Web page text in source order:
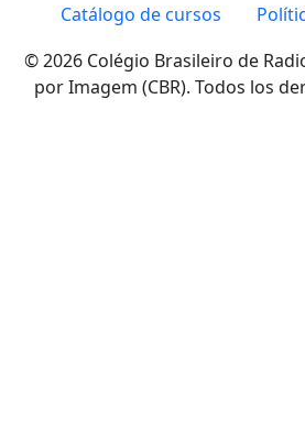
Catálogo de cursos
© 2026 Colégio Brasileiro de
por Imagem (CBR). Todos los